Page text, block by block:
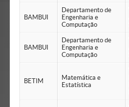
BAMBUI
Departamento de
Engenharia e
Computação
BAMBUI
Departamento de
Engenharia e
Computação
BETIM
Matemática e
Estatística